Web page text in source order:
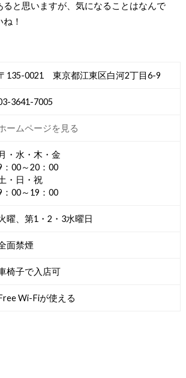
ると思いますが、気になることはなんで
！
135-0021 東京都江東区白河2丁目6-9
3641-7005
ームページを見る
月・水・木・金
：00～20：00
・日・祝
：00～19：00
曜、第1・2・3水曜日
面禁煙
椅子で入店可
Wi-Fiが使える